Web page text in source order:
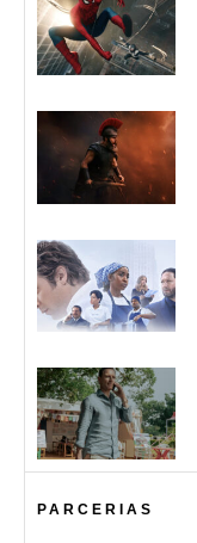
PARCERIAS